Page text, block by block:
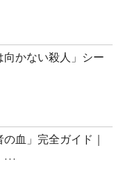
かない殺人」シー
血」完全ガイド｜
…